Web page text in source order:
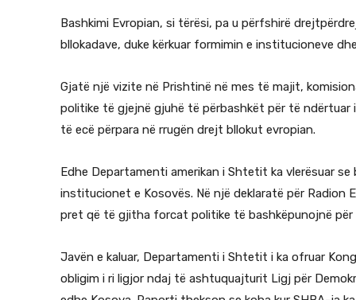
Bashkimi Evropian, si tërësi, pa u përfshirë
bllokadave, duke kërkuar formimin e institucioneve
Gjatë një vizite në Prishtinë në mes të majit,
politike të gjejnë gjuhë të përbashkët për të
të ecë përpara në rrugën drejt bllokut evropian.
Edhe Departamenti amerikan i Shtetit ka vlerësuar
institucionet e Kosovës. Në një deklaratë për Radion
pret që të gjitha forcat politike të bashkëpunojnë
Javën e kaluar, Departamenti i Shtetit i ka ofruar
obligim i ri ligjor ndaj të ashtuquajturit Ligj për